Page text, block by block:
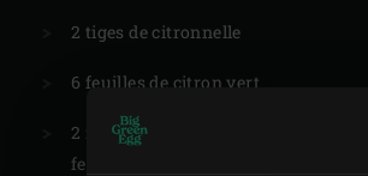
2 tiges de citronnelle
6 feuilles de citron vert
2 feuilles de laurier indonésien ou
feuilles de salam